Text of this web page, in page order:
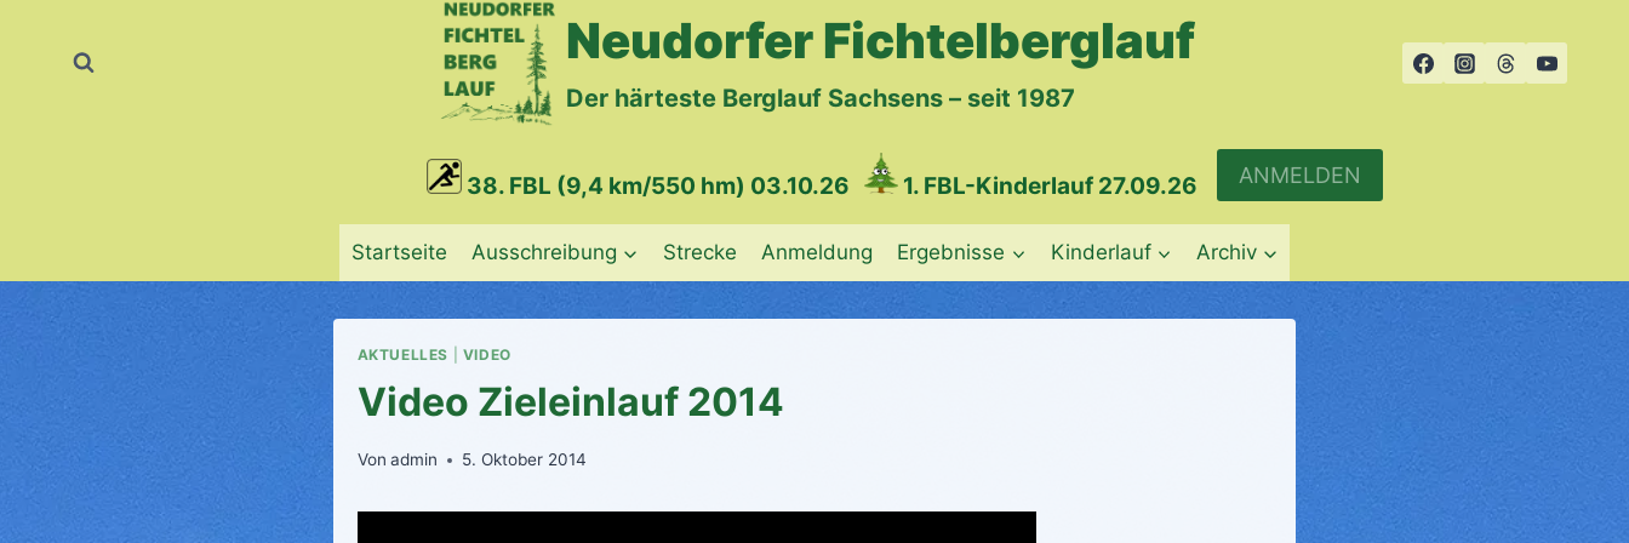
Neudorfer Fichtelberglauf
Der härteste Berglauf Sachsens – seit 1987
38. FBL (9,4 km/550 hm) 03.10.26 1. FBL-Kinderlauf 27.09.26 ANMELDEN
Startseite Ausschreibung Strecke Anmeldung Ergebnisse Kinderlauf Archiv
AKTUELLES VIDEO
Video Zieleinlauf 2014
Von admin 5. Oktober 2014